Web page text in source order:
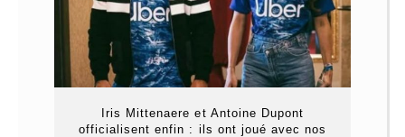
Iris Mittenaere et Antoine Dupont
officialisent enfin : ils ont joué avec nos